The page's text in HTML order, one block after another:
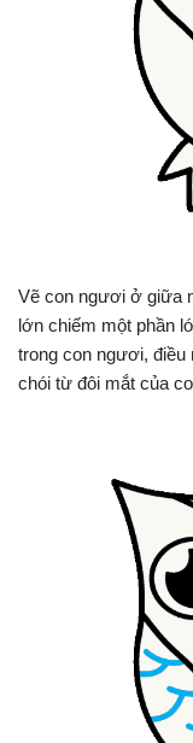
Vẽ con ngươi ở giữa
lớn chiếm một phần
trong con ngươi, điều
chói từ đôi mắt của